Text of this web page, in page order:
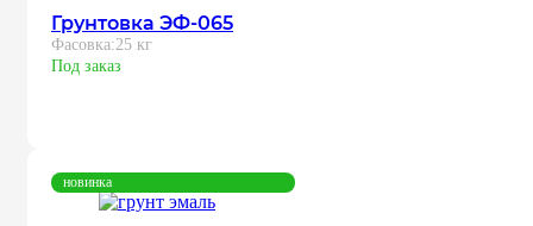
Грунтовка ЭФ-065
Фасовка:25 кг
Под заказ
новинка